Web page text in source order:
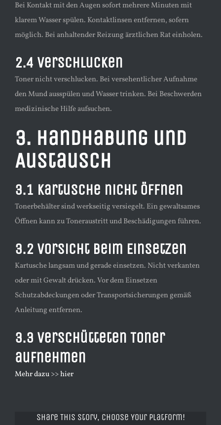
Bei Kontakt mit den Augen sofort mehrere Minuten mit
klarem Wasser spülen. Kontaktlinsen entfernen, sofern
möglich. Bei anhaltender Reizung ärztlichen Rat einholen.
2.4 Verschlucken
Toner nicht verschlucken. Bei versehentlicher Aufnahme
den Mund ausspülen und Wasser trinken. Bei Beschwerden
medizinische Hilfe aufsuchen.
3. Handhabung und
Austausch
3.1 Kartusche nicht öffnen
Tonerbehälter sind werkseitig versiegelt. Ein gewaltsames
Öffnen kann zu Toneraustritt und Beschädigungen führen.
3.2 Vorsicht beim Einsetzen
Kartusche langsam und gerade einsetzen. Nicht verkanten
oder mit Gewalt drücken. Vor dem Einsetzen
Schutzabdeckungen oder Transportsicherungen gemäß
Anleitung entfernen.
3.3 Verschütteten Toner
aufnehmen
Mehr dazu >> hier
Share This Story, Choose Your Platform!